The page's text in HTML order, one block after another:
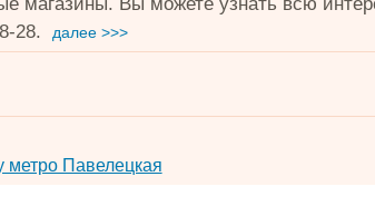
28.
далее >>>
метро Павелецкая